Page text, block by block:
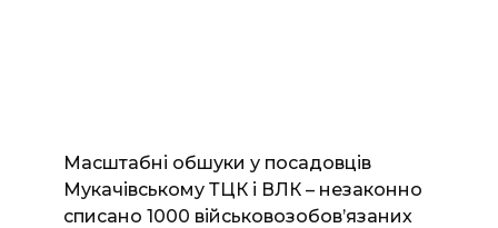
Масштабні обшуки у посадовців
Мукачівському ТЦК і ВЛК – незаконно
списано 1000 військовозобов’язаних